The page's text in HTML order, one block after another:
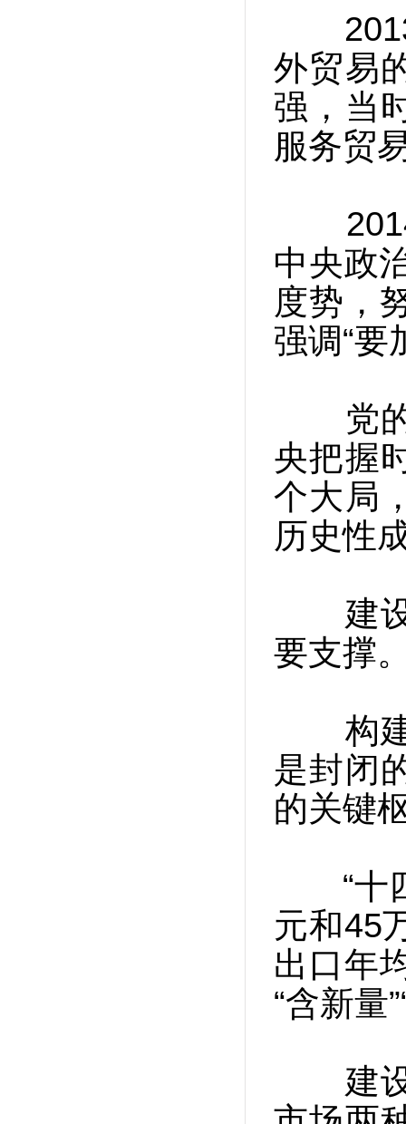
2013
外贸易
强，当
服务贸
2014
中央政
度势，
强调“要
党的
央把握
个大局
历史性
建设
要支撑
构建
是封闭
的关键
“十四
元和45
出口年
“含新量
建设